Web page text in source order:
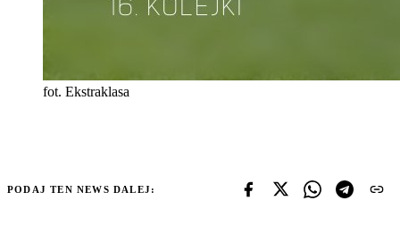
fot. Ekstraklasa
PODAJ TEN NEWS DALEJ: